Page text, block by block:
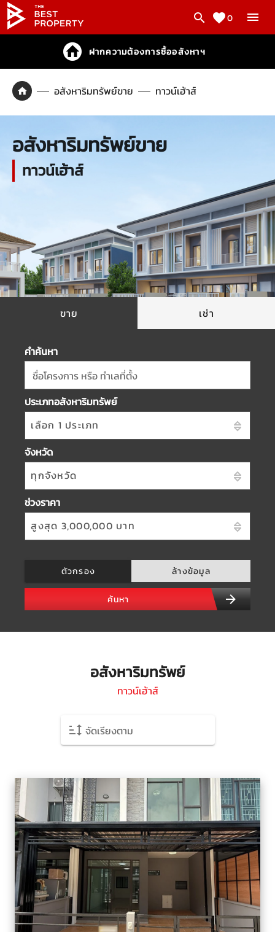
0
ฝากความต้องการซื้ออสังหาฯ
อสังหาริมทรัพย์ขาย ทาวน์เฮ้าส์
อสังหาริมทรัพย์ขาย
ทาวน์เฮ้าส์
ขาย เช่า
คำค้นหา
ชื่อโครงการ หรือ ทำเลที่ตั้ง
ประเภทอสังหาริมทรัพย์
เลือก 1 ประเภท
จังหวัด
ทุกจังหวัด
ช่วงราคา
สูงสุด 3,000,000 บาท
ตัวกรอง ล้างข้อมูล
ค้นหา
อสังหาริมทรัพย์
ทาวน์เฮ้าส์
จัดเรียงตาม